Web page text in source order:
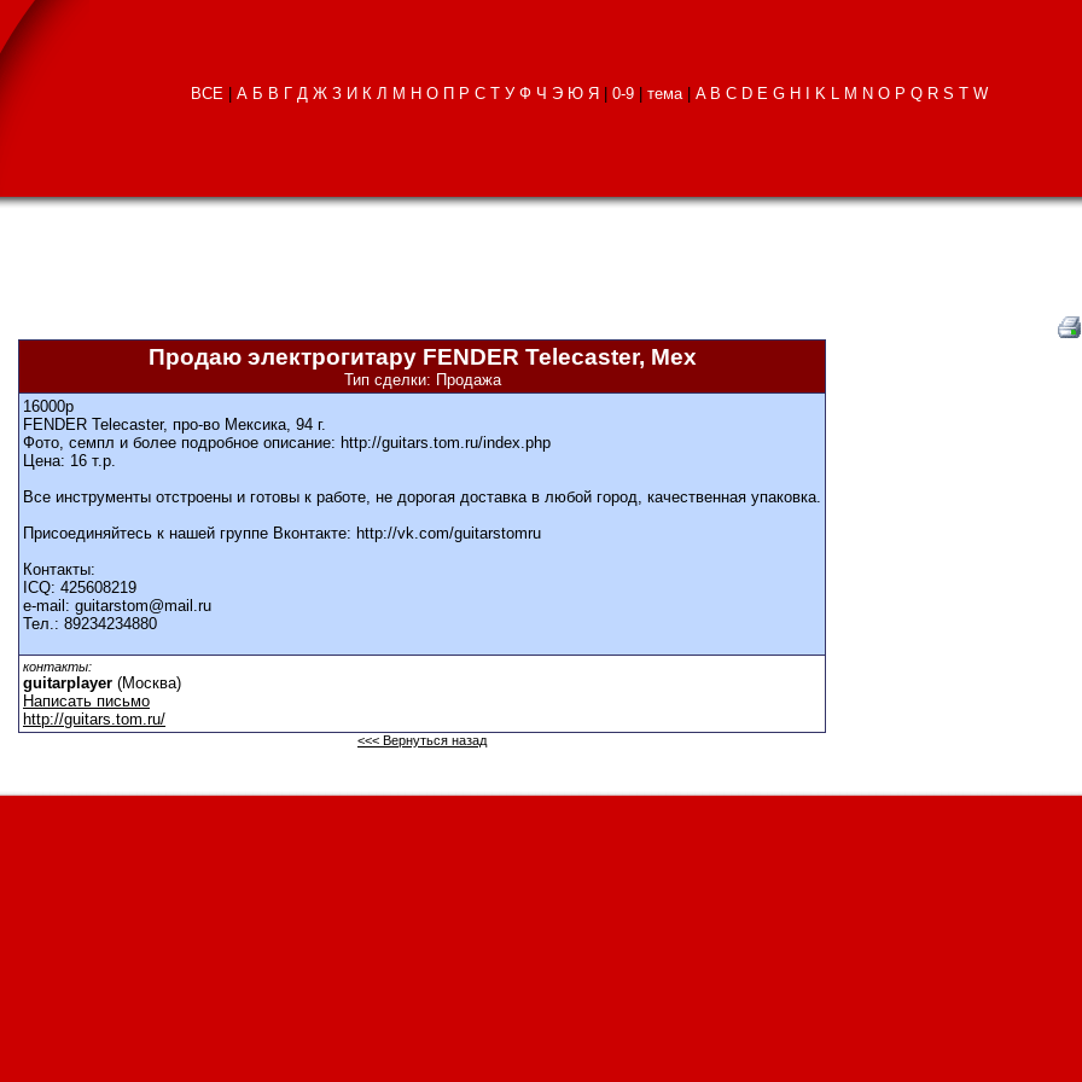
ВСЕ| А Б В Г Д Ж З И К Л М Н О П Р С Т У Ф Ч Э Ю Я 0-9| тема| A B C D E G H K L M N O P Q R S T W
Продаю электрогитару FENDER Telecaster, Mex
Тип сделки: Продажа
16000р
FENDER Telecaster, про-во Мексика, 94 г.
Фото, семпл и более подробное описание: http://guitars.tom.ru/index.php
Цена: 16 т.р.
Все инструменты отстроены и готовы к работе, не дорогая доставка в любой город, качественная упаковка.
Присоединяйтесь к нашей группе Вконтакте: http://vk.com/guitarstomru
Контакты:
ICQ: 425608219
e-mail: guitarstom@mail.ru
Тел.: 89234234880
контакты:
guitarplayer (Москва)
Написать письмо
http://guitars.tom.ru/
<<< Вернуться назад